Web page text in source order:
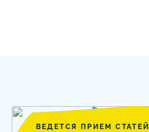
ВЕДЕТСЯ ПРИЕМ СТАТЕЙ